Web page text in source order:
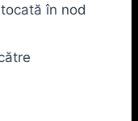
în nod